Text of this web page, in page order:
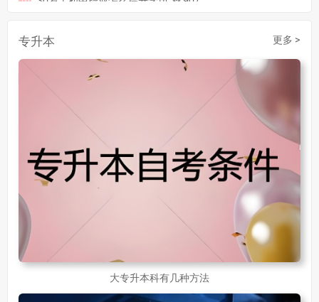
成人大专学历提升多少钱
30岁怎么提升学历 218
成人初中学历怎么提升中专学历啊
专升本 更多 >
大专升本科有几种方法